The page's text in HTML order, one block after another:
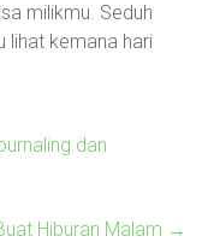
milikmu. Seduh
lihat kemana hari
dan
Hiburan Malam →